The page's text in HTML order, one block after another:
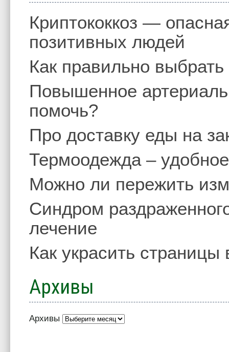
Криптококкоз —
позитивных людей
Как правильно
Повышенное
помочь?
Про доставку еды на
Термоодежда –
Можно ли пережить
Синдром
лечение
Как украсить страницы
Архивы
Архивы